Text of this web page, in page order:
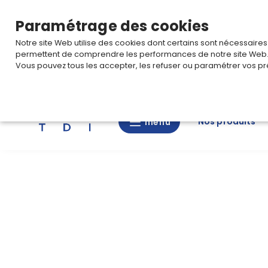
menu
menu Nos produits
Paramétrage des cookies
Notre site Web utilise des cookies dont certains sont
permettent de comprendre les performances de notre site Web.
Vous pouvez tous les accepter, les refuser ou paramétrer vos